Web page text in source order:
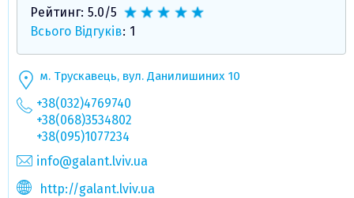
Рейтинг: 5.0/5
Всього Відгуків: 1
м. Трускавець, вул. Данилишиних 10
+38(032)4769740
+38(068)3534802
+38(095)1077234
info@galant.lviv.ua
http://galant.lviv.ua